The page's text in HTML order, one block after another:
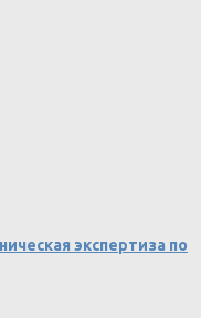
экспертиза по